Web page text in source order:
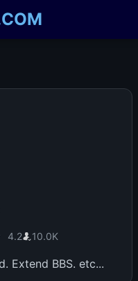
4.2 10.0K
Extend BBS. etc...